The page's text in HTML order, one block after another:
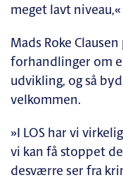
meget lavt niveau,«
Mads Roke
forhandlinger om
udvikling, og så
velkommen.
»I LOS har vi
vi kan få stoppet
desværre ser fra